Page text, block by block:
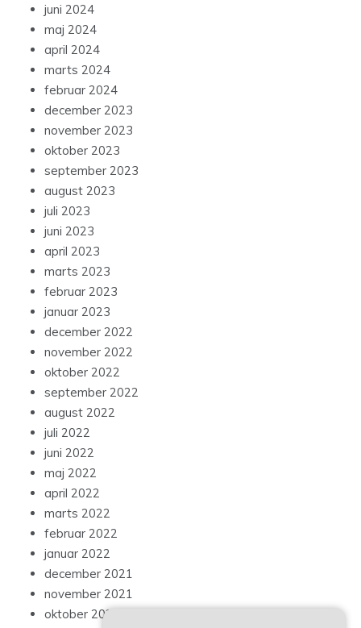
juni 2024
maj 2024
april 2024
marts 2024
februar 2024
december 2023
november 2023
oktober 2023
september 2023
august 2023
juli 2023
juni 2023
april 2023
marts 2023
februar 2023
januar 2023
december 2022
november 2022
oktober 2022
september 2022
august 2022
juli 2022
juni 2022
maj 2022
april 2022
marts 2022
februar 2022
januar 2022
december 2021
november 2021
oktober 2021